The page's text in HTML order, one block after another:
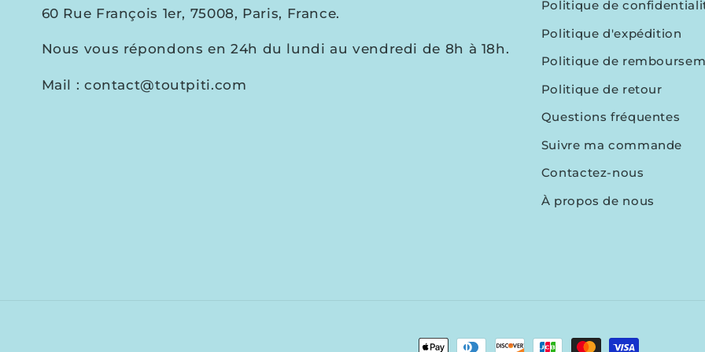
60 Rue François 1er, 75008, Paris, France.
Nous vous répondons en 24h du lundi au vendredi de 8h à 18h.
Mail : contact@toutpiti.com
Politique de
Politique d'expédition
Politique de
Politique de retour
Questions fréquentes
Suivre ma commande
Contactez-nous
À propos de nous
Moyens